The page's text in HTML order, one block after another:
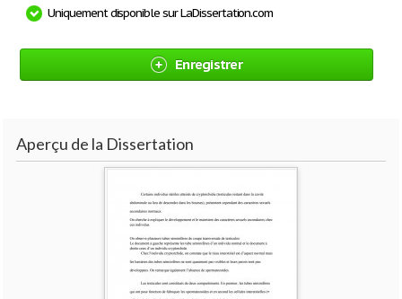
Uniquement disponible sur LaDissertation.com
Enregistrer
Aperçu de la Dissertation